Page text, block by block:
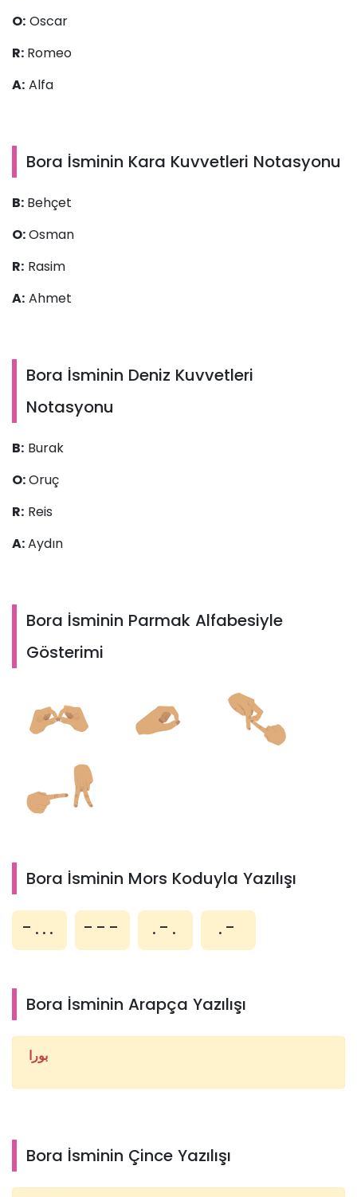
O: Oscar
R: Romeo
A: Alfa
Bora İsminin Kara Kuvvetleri Notasyonu
B: Behçet
O:Osman
R: Rasim
A: Ahmet
Bora İsminin Deniz Kuvvetleri
Notasyonu
B: Burak
O:Oruç
R: Reis
A:Aydın
Bora İsminin Parmak Alfabesiyle
Gösterimi
Bora İsminin Mors Koduyla Yazılışı
-... --- .-. .-
Bora İsminin Arapça Yazılışı
بورا
Bora İsminin Çince Yazılışı